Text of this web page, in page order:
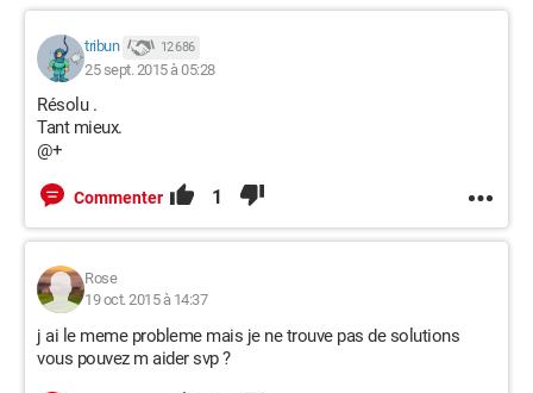
tribun 12 686
25 sept. 2015 à 05:28
Résolu .
Tant mieux.
@+
Commenter 1
Rose
19 oct. 2015 à 14:37
j ai le meme probleme mais je ne trouve pas de solutions
vous pouvez m aider svp ?